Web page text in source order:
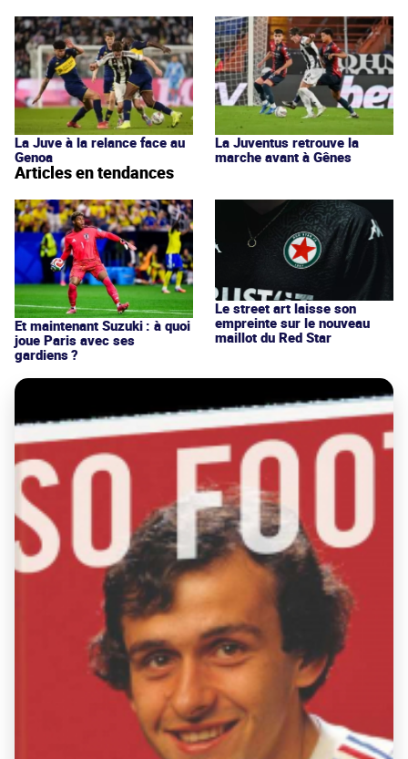
La Juve à la relance face au
Genoa
La Juventus retrouve la
marche avant à Gênes
Articles en tendances
Et maintenant Suzuki : à quoi
joue Paris avec ses
gardiens ?
Le street art laisse son
empreinte sur le nouveau
maillot du Red Star